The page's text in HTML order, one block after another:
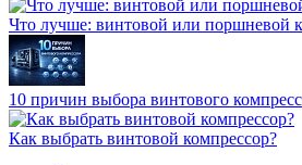
Что лучше: винтовой или поршневой
10 причин выбора винтового
Как выбрать винтовой компрессор?